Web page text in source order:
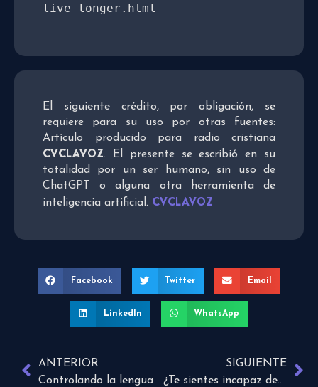
live-longer.html
El siguiente crédito, por obligación, se
requiere para su uso por otras fuentes:
Artículo producido para radio cristiana
CVCLAVOZ. El presente se escribió en su
totalidad por un ser humano, sin uso de
ChatGPT o alguna otra herramienta de
inteligencia artificial. CVCLAVOZ
Facebook Twitter Email
LinkedIn WhatsApp
ANTERIOR
Controlando la lengua
SIGUIENTE
¿Te sientes incapaz de hacerlo?